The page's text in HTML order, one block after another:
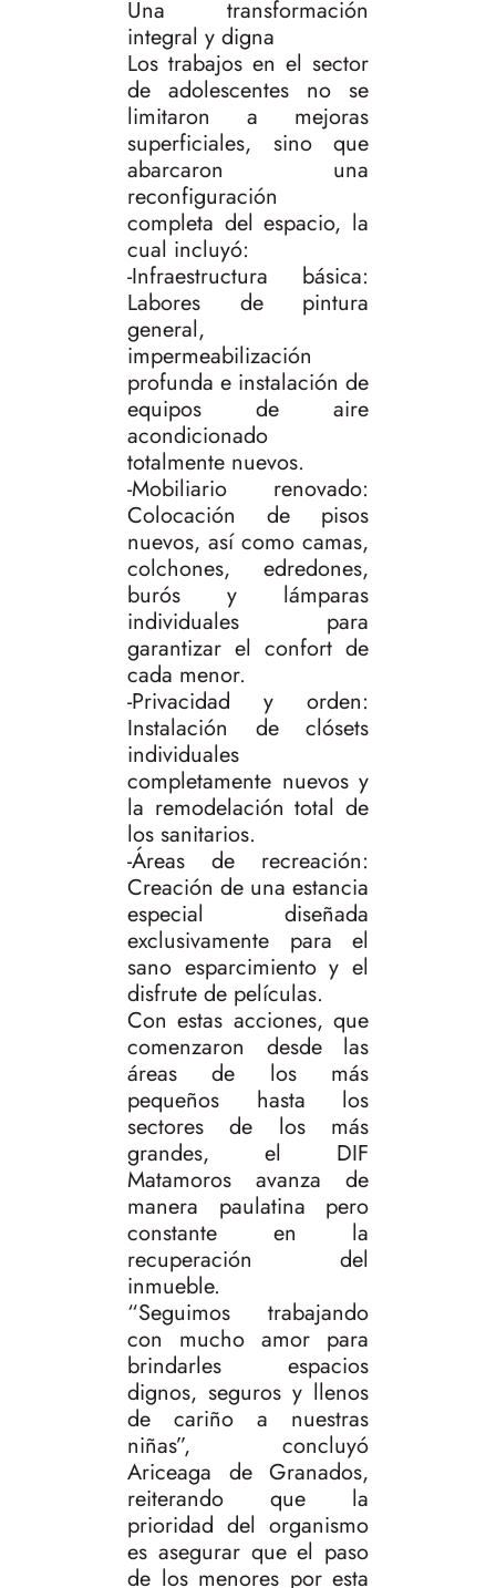
Una transformación
integral y digna
Los trabajos en el sector
de adolescentes no se
limitaron a mejoras
superficiales, sino que
abarcaron una
reconfiguración
completa del espacio, la
cual incluyó:
-Infraestructura básica:
Labores de pintura
general,
impermeabilización
profunda e instalación de
equipos de aire
acondicionado
totalmente nuevos.
-Mobiliario renovado:
Colocación de pisos
nuevos, así como camas,
colchones, edredones,
burós y lámparas
individuales para
garantizar el confort de
cada menor.
-Privacidad y orden:
Instalación de clósets
individuales
completamente nuevos y
la remodelación total de
los sanitarios.
-Áreas de recreación:
Creación de una estancia
especial diseñada
exclusivamente para el
sano esparcimiento y el
disfrute de películas.
Con estas acciones, que
comenzaron desde las
áreas de los más
pequeños hasta los
sectores de los más
grandes, el DIF
Matamoros avanza de
manera paulatina pero
constante en la
recuperación del
inmueble.
“Seguimos trabajando
con mucho amor para
brindarles espacios
dignos, seguros y llenos
de cariño a nuestras
niñas”, concluyó
Ariceaga de Granados,
reiterando que la
prioridad del organismo
es asegurar que el paso
de los menores por esta